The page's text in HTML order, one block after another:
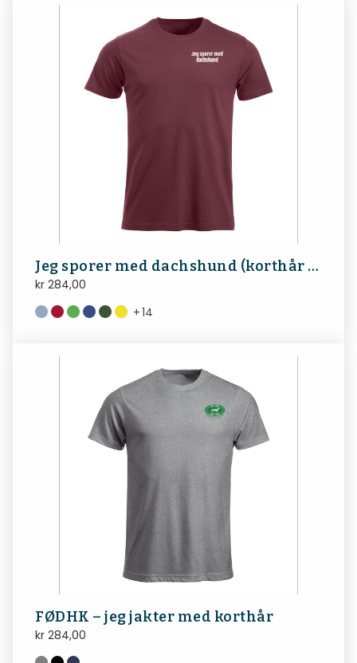
Jeg sporer med dachshund (korthår bakside)
kr 284,00
+14
FØDHK – jeg jakter med korthår
kr 284,00